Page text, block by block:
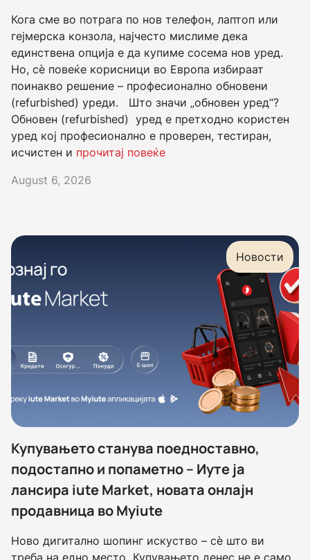
Кога сме во потрага по нов телефон, лаптоп или
гејмерска конзола, најчесто мислиме дека
единствена опција е да купиме сосема нов уред.
Но, сè повеќе корисници во Европа избираат
поинакво решение – професионално обновени
(refurbished) уреди. Што значи „обновен уред“?
Обновен (refurbished) уред е претходно користен
уред кој професионално е проверен, тестиран,
исчистен и прочитај повеќе
August 6, 2026
Купувањето станува поедноставно,
подостапно и попаметно – Иуте ја
лансира iute Market, новата онлајн
продавница во Myiute
Ново дигитално шопинг искуство – сè што ви
Новости